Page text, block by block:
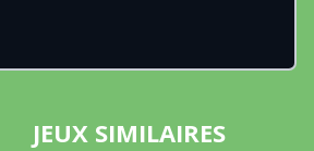
JEUX SIMILAIRES